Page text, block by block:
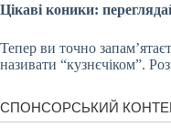
Цікаві коники:
Тепер ви точно
називати “кузнєчіком”.